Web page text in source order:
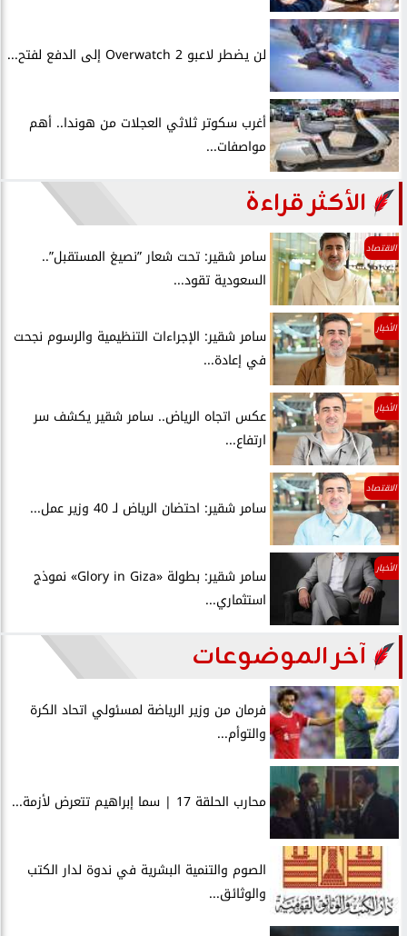
لن يضطر لاعبو Overwatch 2 إلى الدفع لفتح...
أغرب سكوتر ثلاثي العجلات من هوندا.. أهم
مواصفات...
الأكثر قراءة
الاقتصاد
سامر شقير: تحت شعار ”نصيغ المستقبل”..
السعودية تقود...
الأخبار
سامر شقير: الإجراءات التنظيمية والرسوم نجحت
في إعادة...
الأخبار
عكس اتجاه الرياض.. سامر شقير يكشف سر
ارتفاع...
الاقتصاد
سامر شقير: احتضان الرياض لـ 40 وزير عمل...
الأخبار
سامر شقير: بطولة «Glory in Giza» نموذج
استثماري...
آخر الموضوعات
فرمان من وزير الرياضة لمسئولي اتحاد الكرة
والتوأم...
محارب الحلقة 17 | سما إبراهيم تتعرض لأزمة...
الصوم والتنمية البشرية في ندوة لدار الكتب
والوثائق...